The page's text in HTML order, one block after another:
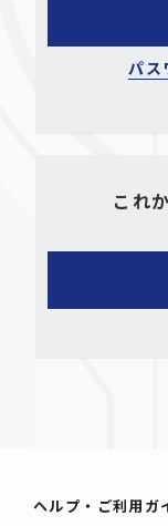
パス
これ
ヘルプ・ご利用ガ